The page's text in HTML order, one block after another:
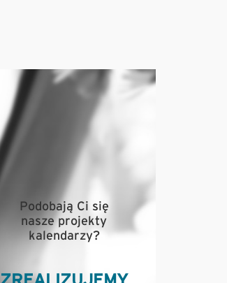
Podobają Ci się
nasze projekty
kalendarzy?